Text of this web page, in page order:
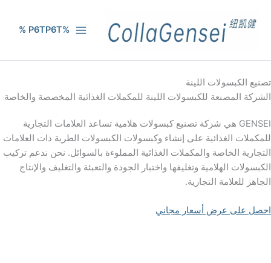
%P6TP6T %
تصنيع الكبسولات اللينة
الشركة المصنعة للكبسولات اللينة للمكملات الغذائية المخصصة والخاصة
GENSEI هي شركة تصنيع كبسولات هلامية تساعد العلامات التجارية
للمكملات الغذائية على إنشاء وكبسولات الكبسولات الطرية ذات العلامات
التجارية الخاصة والمكملات الغذائية المملوءة بالسوائل. نحن ندعم تركيب
الكبسولات الهلامية وتغليفها واختبار الجودة والتعبئة والتغليف والإنتاج
الجاهز للعلامة التجارية.
احصل على عرض أسعار مجاني